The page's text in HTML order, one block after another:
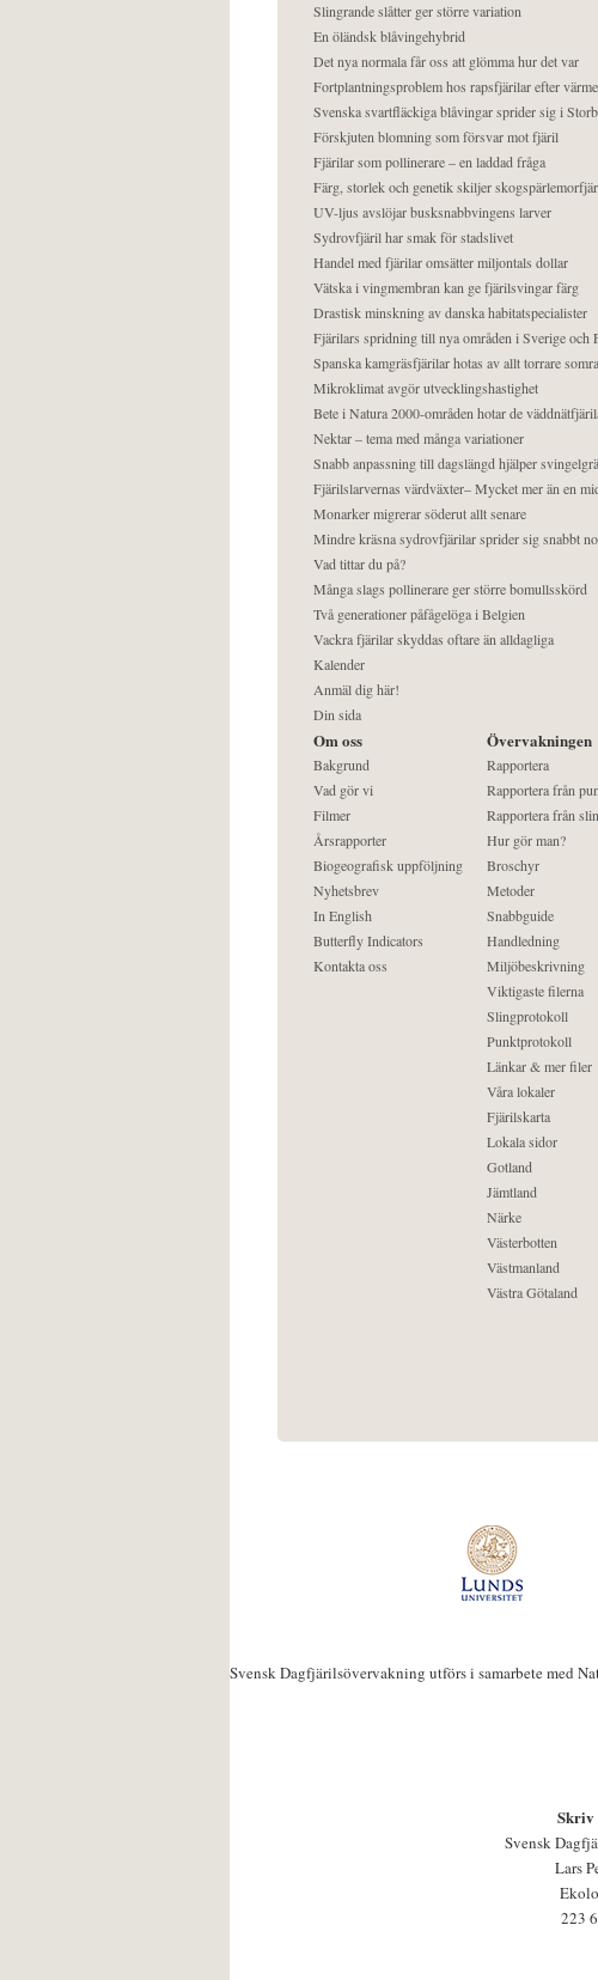
Slingrande slåtter ger större variation
En öländsk blåvingehybrid
Det nya normala får oss att glömma hur det var
Fortplantningsproblem hos rapsfjärilar efter
Svenska svartfläckiga blåvingar sprider sig i
Förskjuten blomning som försvar mot fjäril
Fjärilar som pollinerare – en laddad fråga
Färg, storlek och genetik skiljer
UV-ljus avslöjar busksnabbvingens larver
Sydrovfjäril har smak för stadslivet
Handel med fjärilar omsätter miljontals dollar
Vätska i vingmembran kan ge fjärilsvingar färg
Drastisk minskning av danska habitatspecialister
Fjärilars spridning till nya områden i Sverige och
Spanska kamgräsfjärilar hotas av allt torrare
Mikroklimat avgör utvecklingshastighet
Bete i Natura 2000-områden hotar de
Nektar – tema med många variationer
Snabb anpassning till dagslängd hjälper
Fjärilslarvernas värdväxter– Mycket mer än en
Monarker migrerar söderut allt senare
Mindre kräsna sydrovfjärilar sprider sig snabbt
Vad tittar du på?
Många slags pollinerare ger större bomullsskörd
Två generationer påfågelöga i Belgien
Vackra fjärilar skyddas oftare än alldagliga
Kalender
Anmäl dig här!
Din sida
Om oss
Bakgrund
Vad gör vi
Filmer
Årsrapporter
Biogeografisk uppföljning
Nyhetsbrev
In English
Butterfly Indicators
Kontakta oss
Övervakningen
Rapportera
Rapportera från
Rapportera från
Hur gör man?
Broschyr
Metoder
Snabbguide
Handledning
Miljöbeskrivning
Viktigaste filerna
Slingprotokoll
Punktprotokoll
Länkar & mer filer
Våra lokaler
Fjärilskarta
Lokala sidor
Gotland
Jämtland
Närke
Västerbotten
Västmanland
Västra Götaland
Svensk Dagfjärilsövervakning utförs i samarbete med
Skriv
Svensk
Lars
223